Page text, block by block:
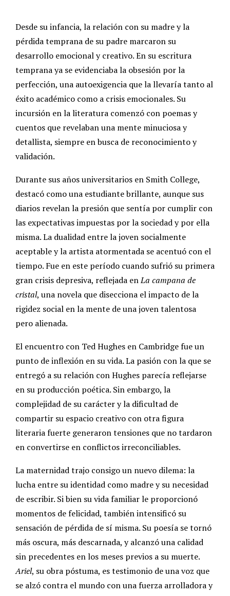
Desde su infancia, la relación con su madre y la
pérdida temprana de su padre marcaron su
desarrollo emocional y creativo. En su escritura
temprana ya se evidenciaba la obsesión por la
perfección, una autoexigencia que la llevaría tanto al
éxito académico como a crisis emocionales. Su
incursión en la literatura comenzó con poemas y
cuentos que revelaban una mente minuciosa y
detallista, siempre en busca de reconocimiento y
validación.
Durante sus años universitarios en Smith College,
destacó como una estudiante brillante, aunque sus
diarios revelan la presión que sentía por cumplir con
las expectativas impuestas por la sociedad y por ella
misma. La dualidad entre la joven socialmente
aceptable y la artista atormentada se acentuó con el
tiempo. Fue en este período cuando sufrió su primera
gran crisis depresiva, reflejada enLa campana de
cristal, una novela que disecciona el impacto de la
rigidez social en la mente de una joven talentosa
pero alienada.
El encuentro con Ted Hughes en Cambridge fue un
punto de inflexión en su vida. La pasión con la que se
entregó a su relación con Hughes parecía reflejarse
en su producción poética. Sin embargo, la
complejidad de su carácter y la dificultad de
compartir su espacio creativo con otra figura
literaria fuerte generaron tensiones que no tardaron
en convertirse en conflictos irreconciliables.
La maternidad trajo consigo un nuevo dilema: la
lucha entre su identidad como madre y su necesidad
de escribir. Si bien su vida familiar le proporcionó
momentos de felicidad, también intensificó su
sensación de pérdida de sí misma. Su poesía se tornó
más oscura, más descarnada, y alcanzó una calidad
sin precedentes en los meses previos a su muerte.
Ariel, su obra póstuma, es testimonio de una voz que
se alzó contra el mundo con una fuerza arrolladora y